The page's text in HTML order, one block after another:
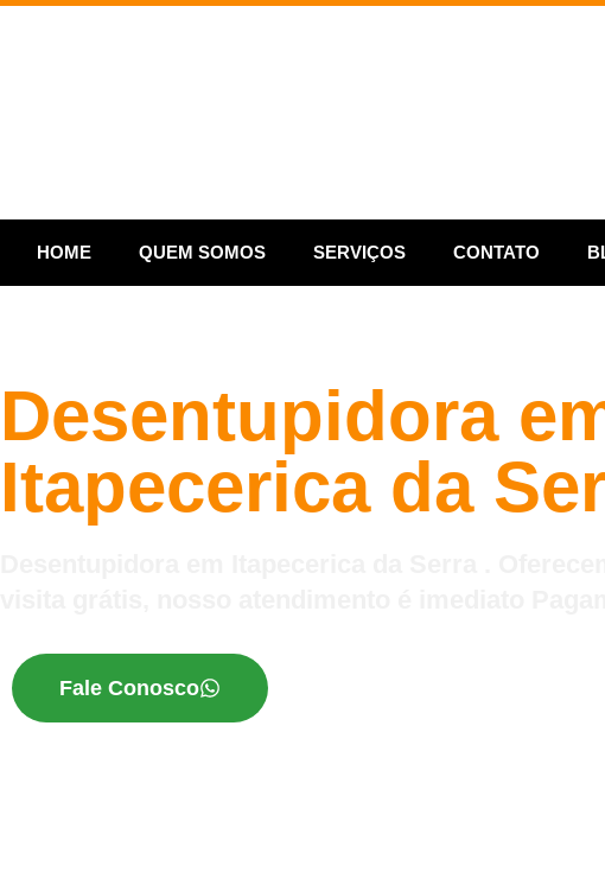
HOME QUEM SOMOS SERVIÇOS CONTATO
Desentupidora
Itapecerica da
Fale Conosco